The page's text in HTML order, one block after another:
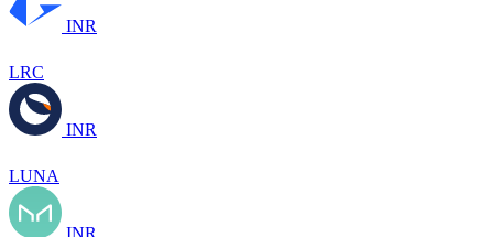
INR
LRC
INR
LUNA
INR